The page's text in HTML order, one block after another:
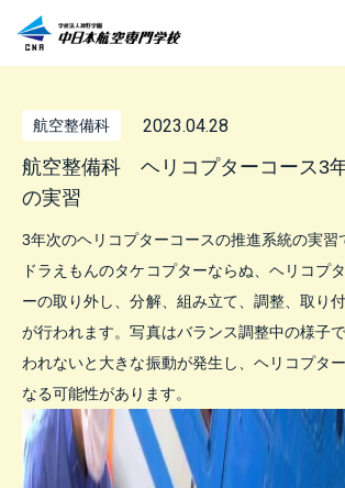
航空整備科 2023.04.28
航空整備科 ヘリコプターコース3
の実習
3年次のヘリコプターコースの推進系統の実習
ドラえもんのタケコプターならぬ、ヘリコプ
ーの取り外し、分解、組み立て、調整、取り
が行われます。写真はバランス調整中の様子
われないと大きな振動が発生し、ヘリコプタ
なる可能性があります。